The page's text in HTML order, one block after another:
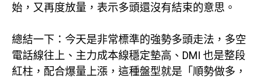
始，又再度放量，表示多頭還沒有結束的意思。
總結一下：今天是非常標準的強勢多頭走法，多空
電話線往上、主力成本線穩定墊高、DMI 也是整段
紅柱，配合爆量上漲，這種盤型就是「順勢做多，